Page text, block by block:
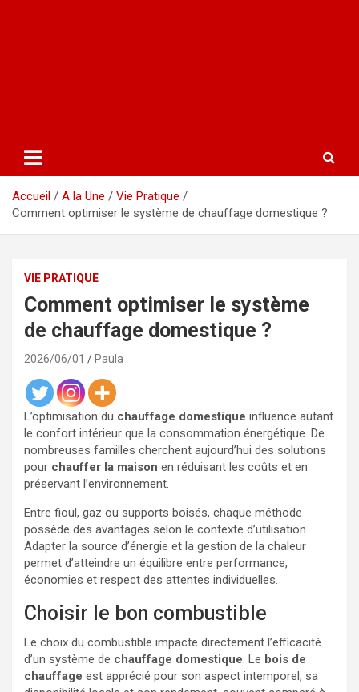
Accueil A la Une
Vie Pratique
Comment optimiser le système de chauffage domestique ?
VIE PRATIQUE
Comment optimiser le système
de chauffage domestique ?
2026/06/01 Paula
L’optimisation du chauffage domestique influence autant
le confort intérieur que la consommation énergétique. De
nombreuses familles cherchent aujourd’hui des solutions
pour chauffer la maison en réduisant les coûts et en
préservant l’environnement.
Entre fioul, gaz ou supports boisés, chaque méthode
possède des avantages selon le contexte d’utilisation.
Adapter la source d’énergie et la gestion de la chaleur
permet d’atteindre un équilibre entre performance,
économies et respect des attentes individuelles.
Choisir le bon combustible
Le choix du combustible impacte directement l’efficacité
d’un système de chauffage domestique. Le bois de
chauffage est apprécié pour son aspect intemporel, sa